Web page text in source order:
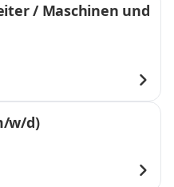
/ Maschinen und
w/d)